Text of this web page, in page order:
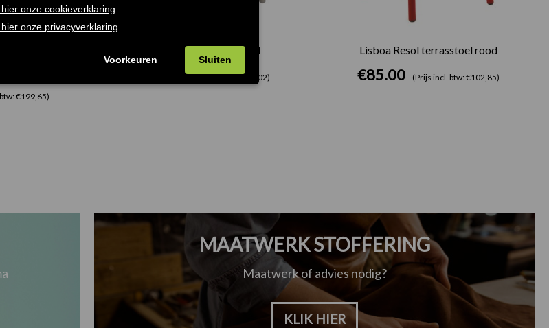
Werzalit
€199,65)
Gina Resol armstoel zand
(Prijs incl. btw: €75,02)
Lisboa Resol terrasstoel rood
€85.00 (Prijs incl. btw: €102,85)
MAATWERK STOFFERING
Maatwerk of advies nodig?
KLIK HIER